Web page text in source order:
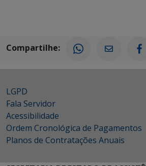
Compartilhe:
LGPD
Fala Servidor
Acessibilidade
Ordem Cronológica de Pagamentos
Planos de Contratações Anuais